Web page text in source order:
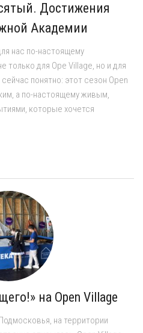
Достижения
Академии
нас по-настоящему
только для Ope Village, но и для
понятно: этот сезон Open
а по-настоящему живым,
которые хочется
на Open Village
на территории